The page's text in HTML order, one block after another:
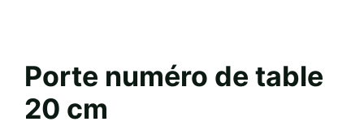
Porte numéro de table
20 cm